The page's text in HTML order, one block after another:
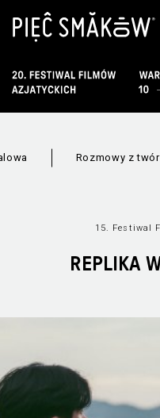
Rozmowy z
15. Festiwal
REPLIKA